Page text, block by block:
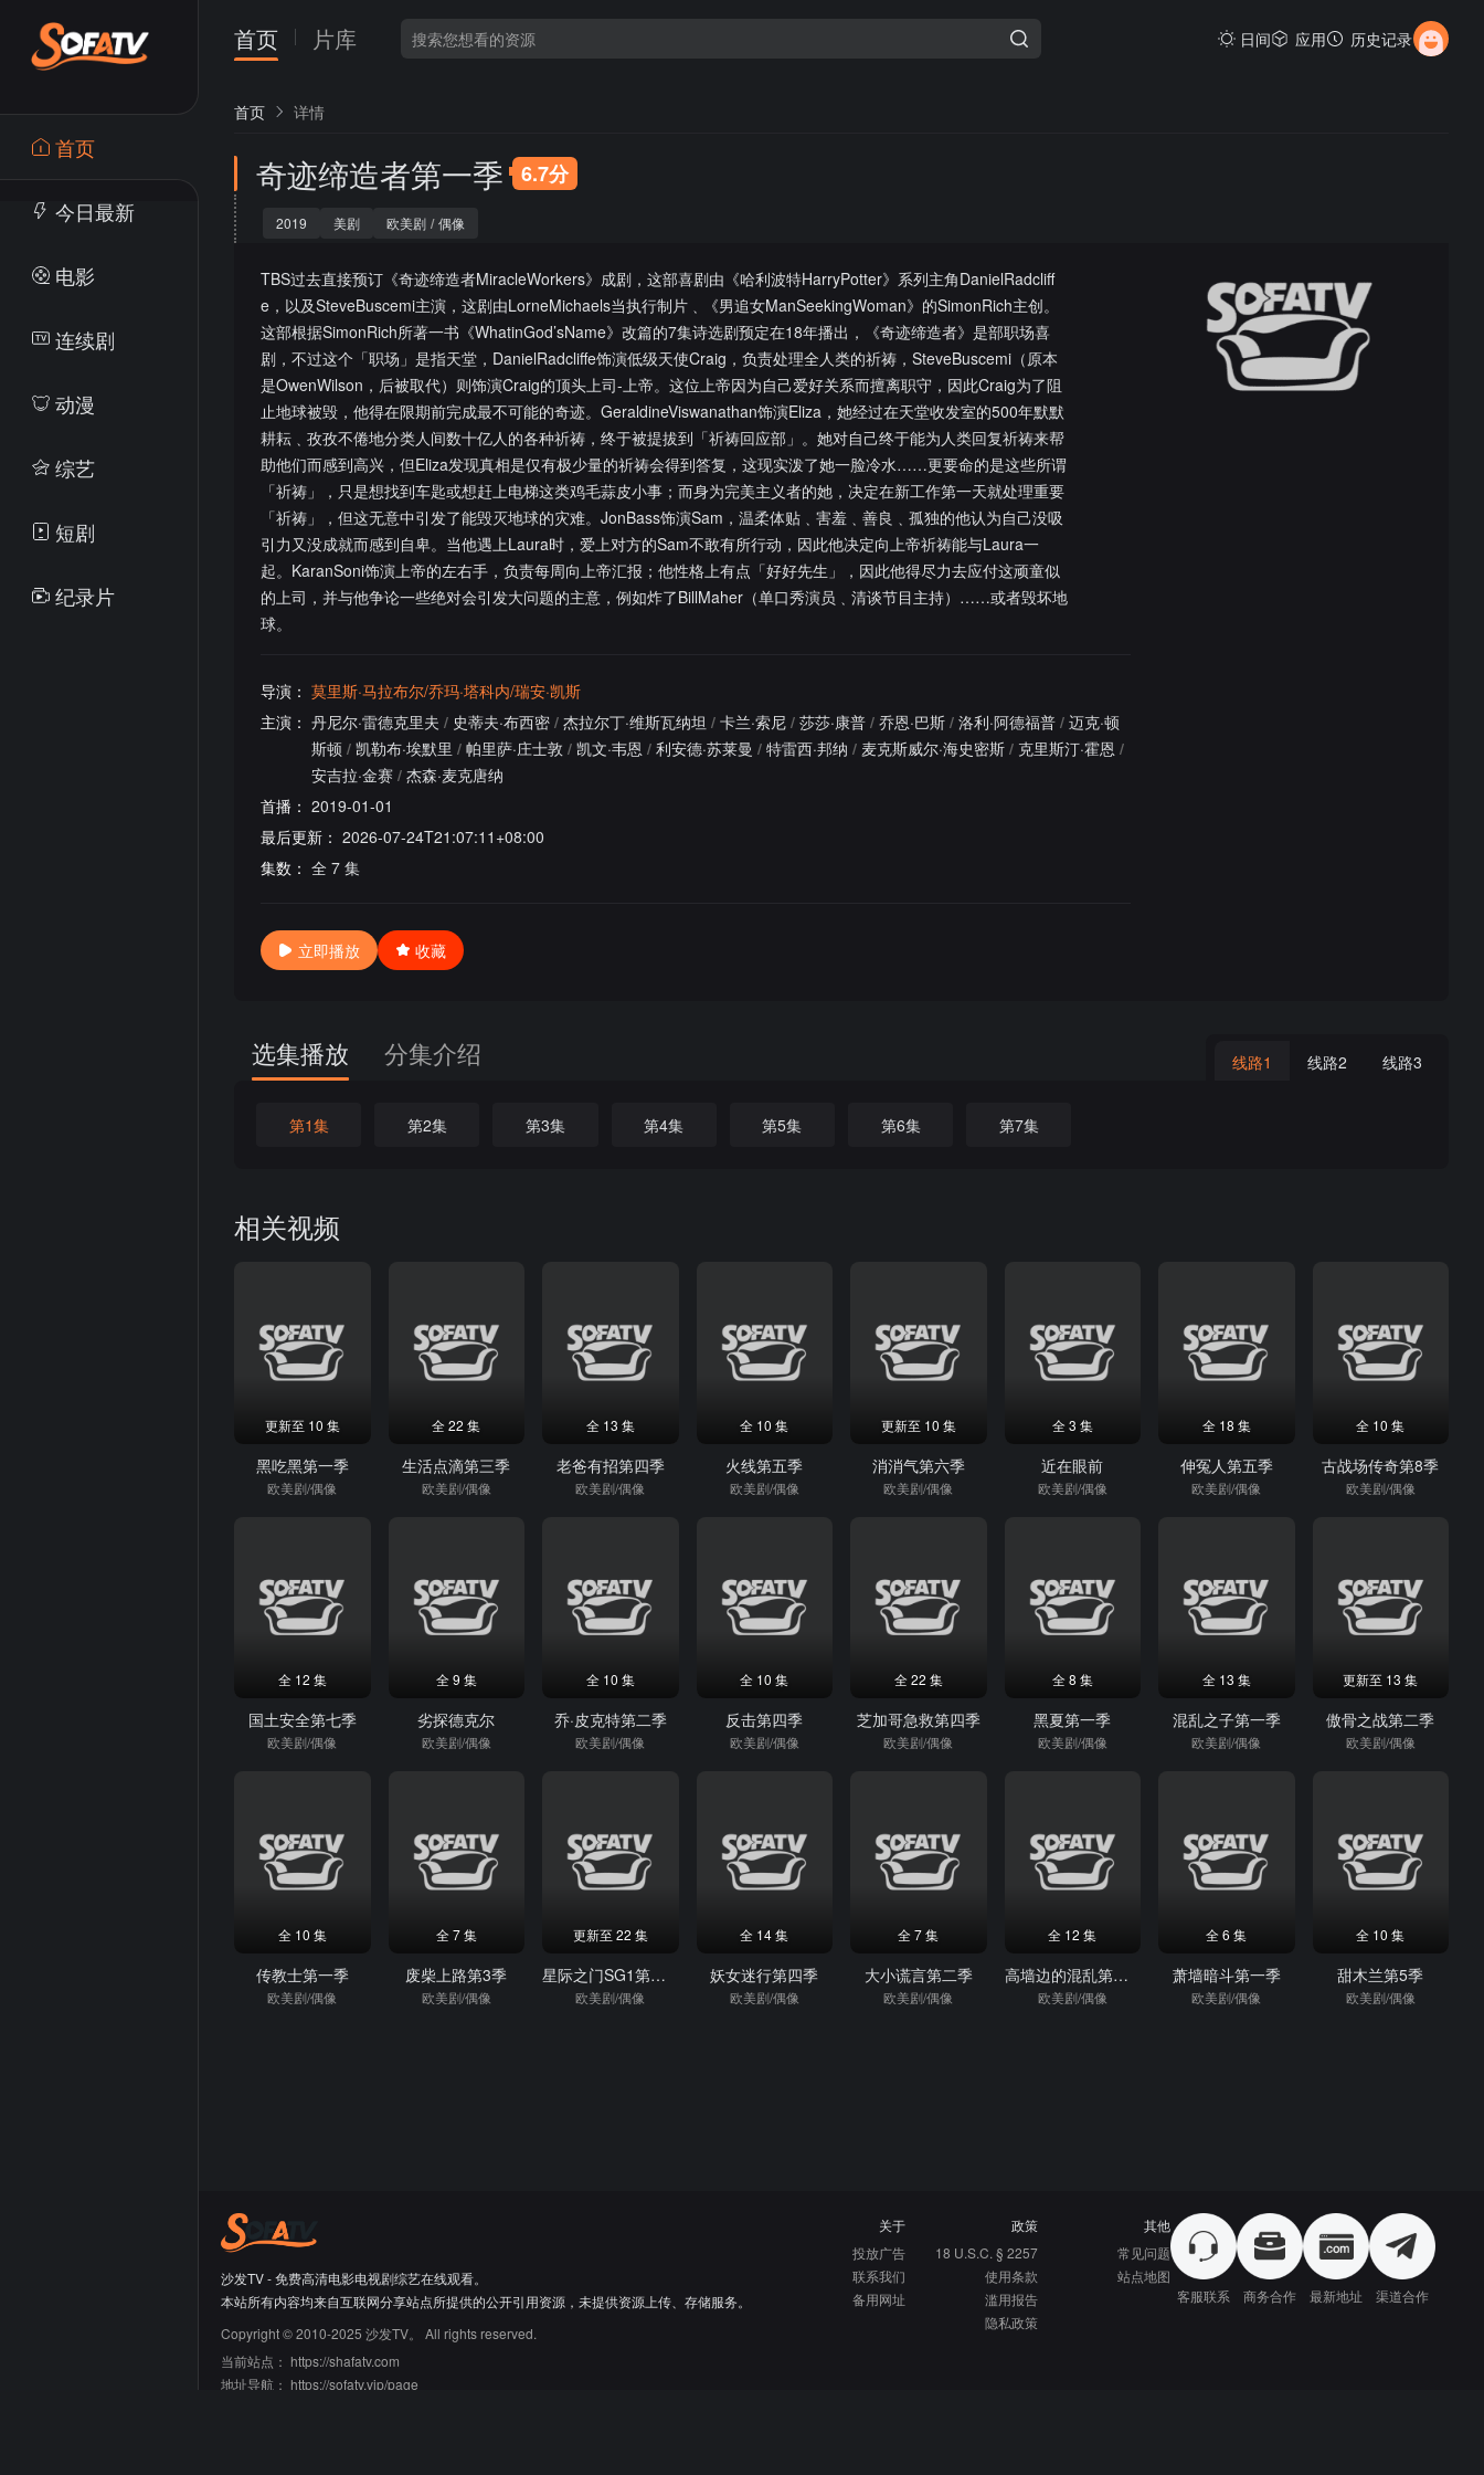
首页
今日最新
电影
连续剧
动漫
综艺
短剧
纪录片
首页 片库 日间 应用 历史记录
首页 详情
奇迹缔造者第一季 6.7分
2019 美剧 欧美剧 / 偶像
TBS过去直接预订《奇迹缔造者MiracleWorkers》成剧，这部喜剧由《哈利波特HarryPotter》系列主角DanielRadcliff
e，以及SteveBuscemi主演，这剧由LorneMichaels当执行制片﹑《男追女ManSeekingWoman》的SimonRich主创。
这部根据SimonRich所著一书《WhatinGod’sName》改篇的7集诗选剧预定在18年播出，《奇迹缔造者》是部职场喜
剧，不过这个「职场」是指天堂，DanielRadcliffe饰演低级天使Craig，负责处理全人类的祈祷，SteveBuscemi（原本
是OwenWilson，后被取代）则饰演Craig的顶头上司-上帝。这位上帝因为自己爱好关系而擅离职守，因此Craig为了阻
止地球被毁，他得在限期前完成最不可能的奇迹。GeraldineViswanathan饰演Eliza，她经过在天堂收发室的500年默默
耕耘﹑孜孜不倦地分类人间数十亿人的各种祈祷，终于被提拔到「祈祷回应部」。她对自己终于能为人类回复祈祷来帮
助他们而感到高兴，但Eliza发现真相是仅有极少量的祈祷会得到答复，这现实泼了她一脸冷水……更要命的是这些所谓
「祈祷」，只是想找到车匙或想赶上电梯这类鸡毛蒜皮小事；而身为完美主义者的她，决定在新工作第一天就处理重要
「祈祷」，但这无意中引发了能毁灭地球的灾难。JonBass饰演Sam，温柔体贴﹑害羞﹑善良﹑孤独的他认为自己没吸
引力又没成就而感到自卑。当他遇上Laura时，爱上对方的Sam不敢有所行动，因此他决定向上帝祈祷能与Laura一
起。KaranSoni饰演上帝的左右手，负责每周向上帝汇报；他性格上有点「好好先生」，因此他得尽力去应付这顽童似
的上司，并与他争论一些绝对会引发大问题的主意，例如炸了BillMaher（单口秀演员﹑清谈节目主持）……或者毁坏地
球。
导演： 莫里斯·马拉布尔/乔玛·塔科内/瑞安·凯斯
主演： 丹尼尔·雷德克里夫 / 史蒂夫·布西密 / 杰拉尔丁·维斯瓦纳坦 / 卡兰·索尼 / 莎莎·康普 / 乔恩·巴斯 / 洛利·阿德福普 / 迈克·顿
斯顿 / 凯勒布·埃默里 / 帕里萨·庄士敦 / 凯文·韦恩 / 利安德·苏莱曼 / 特雷西·邦纳 / 麦克斯威尔·海史密斯 / 克里斯汀·霍恩 /
安吉拉·金赛 / 杰森·麦克唐纳
首播： 2019-01-01
最后更新： 2026-07-24T21:07:11+08:00
集数： 全 7 集
立即播放 收藏
选集播放 分集介绍 线路1 线路2 线路3
第1集 第2集 第3集 第4集 第5集 第6集 第7集
相关视频
更新至 10 集
黑吃黑第一季
欧美剧/偶像
全 22 集
生活点滴第三季
欧美剧/偶像
全 13 集
老爸有招第四季
欧美剧/偶像
全 10 集
火线第五季
欧美剧/偶像
更新至 10 集
消消气第六季
欧美剧/偶像
全 3 集
近在眼前
欧美剧/偶像
全 18 集
伸冤人第五季
欧美剧/偶像
全 10 集
古战场传奇第8季
欧美剧/偶像
全 12 集
国土安全第七季
欧美剧/偶像
全 9 集
劣探德克尔
欧美剧/偶像
全 10 集
乔·皮克特第二季
欧美剧/偶像
全 10 集
反击第四季
欧美剧/偶像
全 22 集
芝加哥急救第四季
欧美剧/偶像
全 8 集
黑夏第一季
欧美剧/偶像
全 13 集
混乱之子第一季
欧美剧/偶像
更新至 13 集
傲骨之战第二季
欧美剧/偶像
全 10 集
传教士第一季
欧美剧/偶像
全 7 集
废柴上路第3季
欧美剧/偶像
更新至 22 集
星际之门SG1第三季
欧美剧/偶像
全 14 集
妖女迷行第四季
欧美剧/偶像
全 7 集
大小谎言第二季
欧美剧/偶像
全 12 集
高墙边的混乱第三季
欧美剧/偶像
全 6 集
萧墙暗斗第一季
欧美剧/偶像
全 10 集
甜木兰第5季
欧美剧/偶像
沙发TV - 免费高清电影电视剧综艺在线观看。
本站所有内容均来自互联网分享站点所提供的公开引用资源，未提供资源上传、存储服务。
Copyright © 2010-2025 沙发TV。 All rights reserved.
当前站点： https://shafatv.com
地址导航： https://sofatv.vip/page
关于
投放广告
联系我们
备用网址
政策
18 U.S.C. § 2257
使用条款
滥用报告
隐私政策
其他
常见问题
站点地图
客服联系
商务合作 最新地址 渠道合作